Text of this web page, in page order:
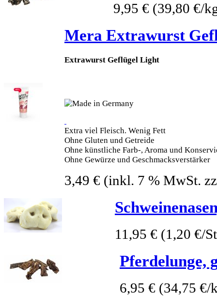
9,95 € (39,80 €/
Mera Extrawurst
Extrawurst Geflügel Light
Extra viel Fleisch. Wenig Fett
Ohne Gluten und Getreide
Ohne künstliche Farb-, Aroma und
Ohne Gewürze und Geschmacksverstärker
3,49 € (inkl. 7 % MwSt.
11,95 € (1,20 €/
Pferdelunge,
6,95 € (34,75 €/